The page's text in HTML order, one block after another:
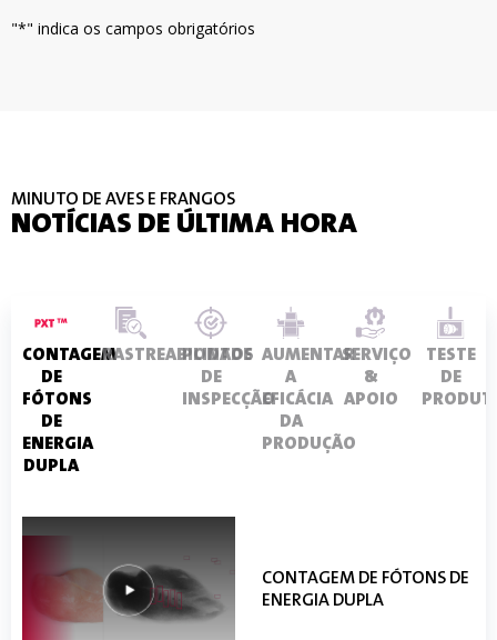
"*" indica os campos obrigatórios
MINUTO DE AVES E FRANGOS
NOTÍCIAS DE ÚLTIMA HORA
CONTAGEM
DE
FÓTONS
DE
ENERGIA
DUPLA
RASTREABILIDADE
PONTOS
DE
INSPECÇÃO
AUMENTAR
A
EFICÁCIA
DA
PRODUÇÃO
SERVIÇO
&
APOIO
TESTE
DE
CONTAGEM DE FÓTONS DE
ENERGIA DUPLA
RASTREABILIDADE
PONTOS DE INSPECÇÃO
AUMENTAR A EFICÁCIA DA
PRODUÇÃO
SERVIÇO & APOIO
TESTE DE PRODUTOS